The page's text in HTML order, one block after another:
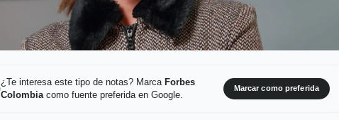
¿Te interesa este tipo de notas? Marca Forbes
Colombiacomo fuente preferida en Google.
Marcar como preferida